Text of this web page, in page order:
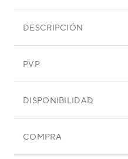
DESCRIPCIÓN
PVP
DISPONIBILIDAD
COMPRA